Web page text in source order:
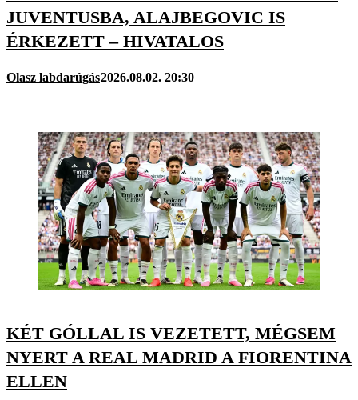
JUVENTUSBA, ALAJBEGOVIC IS
ÉRKEZETT – HIVATALOS
Olasz labdarúgás2026.08.02. 20:30
KÉT GÓLLAL IS VEZETETT, MÉGSEM
NYERT A REAL MADRID A FIORENTINA
ELLEN